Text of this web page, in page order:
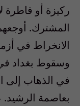
ركيزة أو قاطرة
المشترك.
الانخراط في
وسقوط بغداد في
في الذهاب إلى
بعاصمة الرشيد.